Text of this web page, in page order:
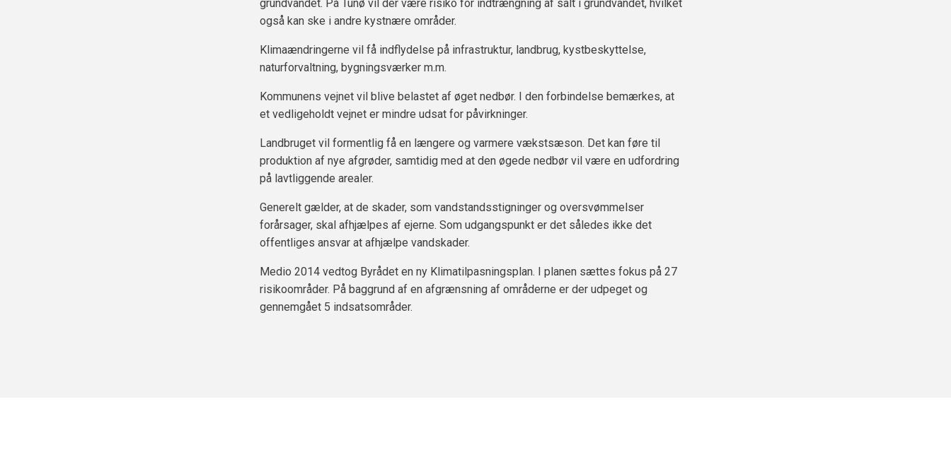
grundvandet. På Tunø vil der være risiko for indtrængning af salt i grundvandet, hvilket
også kan ske i andre kystnære områder.
Klimaændringerne vil få indflydelse på infrastruktur, landbrug, kystbeskyttelse,
naturforvaltning, bygningsværker m.m.
Kommunens vejnet vil blive belastet af øget nedbør. I den forbindelse bemærkes, at
et vedligeholdt vejnet er mindre udsat for påvirkninger.
Landbruget vil formentlig få en længere og varmere vækstsæson. Det kan føre til
produktion af nye afgrøder, samtidig med at den øgede nedbør vil være en udfordring
på lavtliggende arealer.
Generelt gælder, at de skader, som vandstandsstigninger og oversvømmelser
forårsager, skal afhjælpes af ejerne. Som udgangspunkt er det således ikke det
offentliges ansvar at afhjælpe vandskader.
Medio 2014 vedtog Byrådet en ny Klimatilpasningsplan. I planen sættes fokus på 27
risikoområder. På baggrund af en afgrænsning af områderne er der udpeget og
gennemgået 5 indsatsområder.